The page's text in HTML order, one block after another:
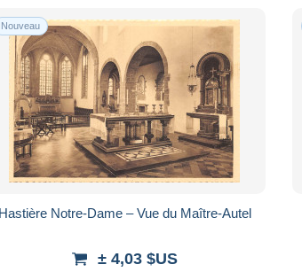
Nouveau
Hastière Notre-Dame – Vue du Maître-Autel
± 4,03 $US